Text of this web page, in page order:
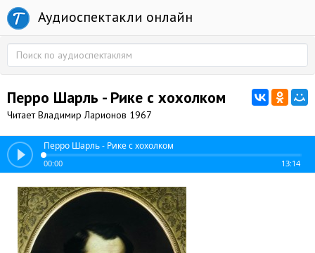
Аудиоспектакли онлайн
Перро Шарль - Рике с хохолком
Читает Владимир Ларионов 1967
Перро Шарль - Рике с хохолком
00:00 13:14